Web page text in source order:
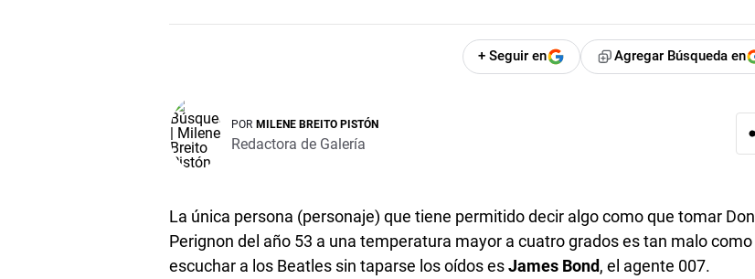
+ Seguir en Agregar Búsqueda en
POR MILENE BREITO PISTÓN
Redactora de Galería
La única persona (personaje) que tiene permitido decir algo como que tomar Don
Perignon del año 53 a una temperatura mayor a cuatro grados es tan malo como
escuchar a los Beatles sin taparse los oídos esJames Bond, el agente 007.